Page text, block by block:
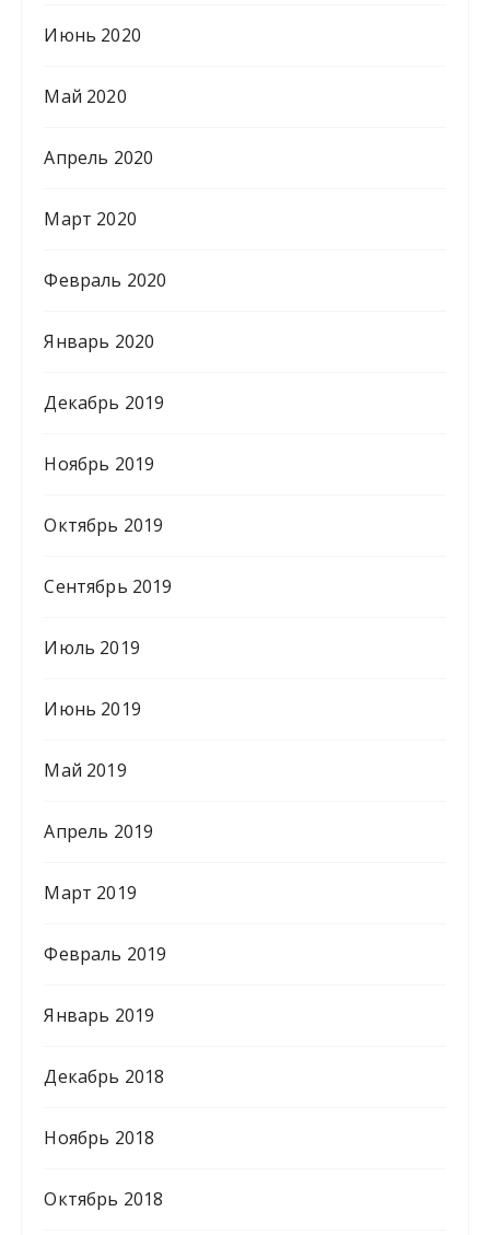
Июнь 2020
Май 2020
Апрель 2020
Март 2020
Февраль 2020
Январь 2020
Декабрь 2019
Ноябрь 2019
Октябрь 2019
Сентябрь 2019
Июль 2019
Июнь 2019
Май 2019
Апрель 2019
Март 2019
Февраль 2019
Январь 2019
Декабрь 2018
Ноябрь 2018
Октябрь 2018